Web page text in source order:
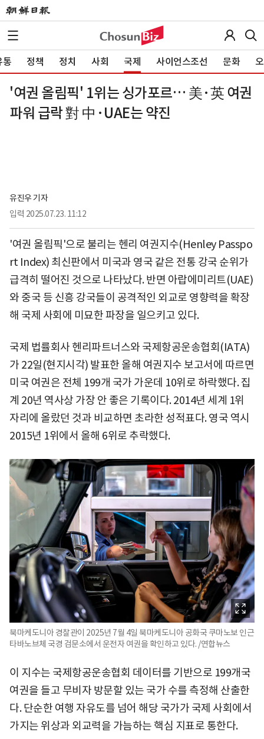
통 정책 정치 사회 국제 사이언스조선 문화
'여권 올림픽' 1위는 싱가포르… 美·英 여권
파워 급락 對 中·UAE는 약진
유진우 기자
입력 2025.07.23. 11:12
'여권 올림픽'으로 불리는 헨리 여권지수(Henley Passpo
rt Index) 최신판에서 미국과 영국 같은 전통 강국 순위가
급격히 떨어진 것으로 나타났다. 반면 아랍에미리트(UAE)
와 중국 등 신흥 강국들이 공격적인 외교로 영향력을 확장
해 국제 사회에 미묘한 파장을 일으키고 있다.
국제 법률회사 헨리파트너스와 국제항공운송협회(IATA)
가 22일(현지시각) 발표한 올해 여권지수 보고서에 따르면
미국 여권은 전체 199개 국가 가운데 10위로 하락했다. 집
계 20년 역사상 가장 안 좋은 기록이다. 2014년 세계 1위
자리에 올랐던 것과 비교하면 초라한 성적표다. 영국 역시
2015년 1위에서 올해 6위로 추락했다.
북마케도니아 경찰관이 2025년 7월 4일 북마케도니아 공화국 쿠마노보 인근
타바노브체 국경 검문소에서 운전자 여권을 확인하고 있다. /연합뉴스
이 지수는 국제항공운송협회 데이터를 기반으로 199개국
여권을 들고 무비자 방문할 있는 국가 수를 측정해 산출한
다. 단순한 여행 자유도를 넘어 해당 국가가 국제 사회에서
가지는 위상과 외교력을 가늠하는 핵심 지표로 통한다.